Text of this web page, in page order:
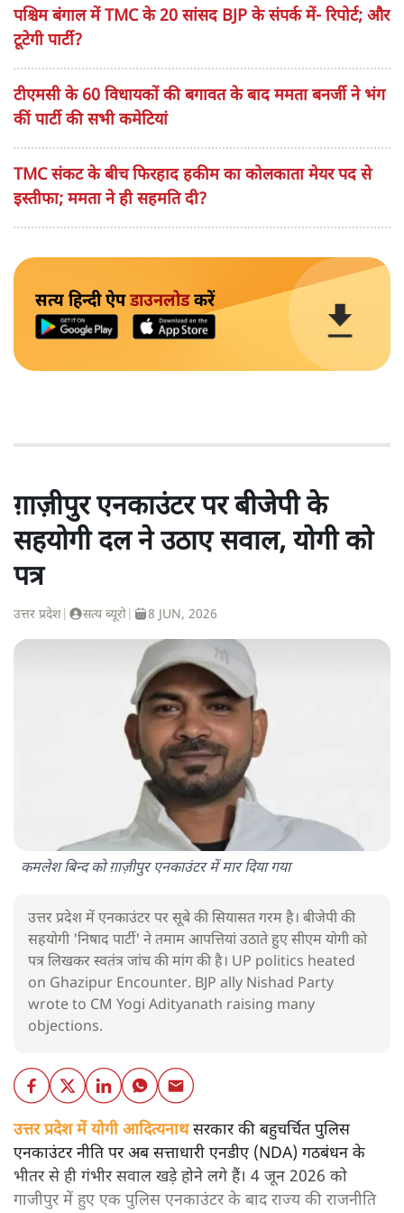
पश्चिम बंगाल में TMC के 20 सांसद BJP के संपर्क में- रिपोर्ट; और
टूटेगी पार्टी?
टीएमसी के 60 विधायकों की बगावत के बाद ममता बनर्जी ने भंग
कीं पार्टी की सभी कमेटियां
TMC संकट के बीच फिरहाद हकीम का कोलकाता मेयर पद से
इस्तीफा; ममता ने ही सहमति दी?
सत्य हिन्दी ऐपडाउनलोडकरें
ग़ाज़ीपुर एनकाउंटर पर बीजेपी के
सहयोगी दल ने उठाए सवाल, योगी को
पत्र
उत्तर प्रदेश सत्य ब्यूरो 8 JUN, 2026
कमलेश बिन्द को ग़ाज़ीपुर एनकाउंटर में मार दिया गया
उत्तर प्रदेश में एनकाउंटर पर सूबे की सियासत गरम है। बीजेपी की
सहयोगी 'निषाद पार्टी' ने तमाम आपत्तियां उठाते हुए सीएम योगी को
पत्र लिखकर स्वतंत्र जांच की मांग की है। UP politics heated
on Ghazipur Encounter. BJP ally Nishad Party
wrote to CM Yogi Adityanath raising many
objections.
उत्तर प्रदेश में योगी आदित्यनाथसरकार की बहुचर्चित पुलिस
एनकाउंटर नीति पर अब सत्ताधारी एनडीए (NDA) गठबंधन के
भीतर से ही गंभीर सवाल खड़े होने लगे हैं। 4 जून 2026 को
गाजीपुर में हुए एक पुलिस एनकाउंटर के बाद राज्य की राजनीति